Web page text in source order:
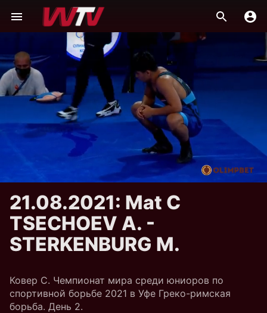
21.08.2021: Mat C
TSECHOEV A. -
STERKENBURG M.
Ковер C. Чемпионат мира среди юниоров по
спортивной борьбе 2021 в Уфе Греко-римская
борьба. День 2.